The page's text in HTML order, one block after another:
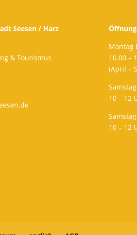
Seesen / Harz
& Tourismus
Montag
10.00 –
(April –
10 – 12
10 – 12